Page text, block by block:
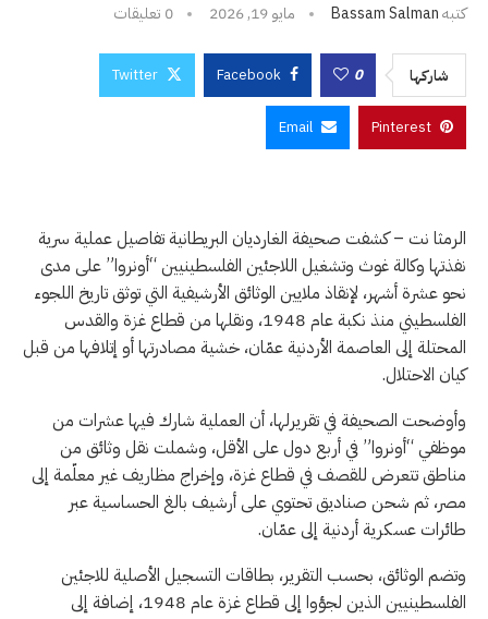
كتبهBassam Salman مايو 19, 2026 0 تعليقات
شاركها 0
Facebook
Twitter
Pinterest
Email
الرمثا نت – كشفت صحيفة الغارديان البريطانية تفاصيل عملية سرية
نفذتها وكالة غوث وتشغيل اللاجئين الفلسطينيين “أونروا” على مدى
نحو عشرة أشهر، لإنقاذ ملايين الوثائق الأرشيفية التي توثق تاريخ اللجوء
الفلسطيني منذ نكبة عام 1948، ونقلها من قطاع غزة والقدس
المحتلة إلى العاصمة الأردنية عمّان، خشية مصادرتها أو إتلافها من قبل
كيان الاحتلال.
وأوضحت الصحيفة في تقريرلها، أن العملية شارك فيها عشرات من
موظفي “أونروا” في أربع دول على الأقل، وشملت نقل وثائق من
مناطق تتعرض للقصف في قطاع غزة، وإخراج مظاريف غير معلّمة إلى
مصر، ثم شحن صناديق تحتوي على أرشيف بالغ الحساسية عبر
طائرات عسكرية أردنية إلى عمّان.
وتضم الوثائق، بحسب التقرير، بطاقات التسجيل الأصلية للاجئين
الفلسطينيين الذين لجؤوا إلى قطاع غزة عام 1948، إضافة إلى